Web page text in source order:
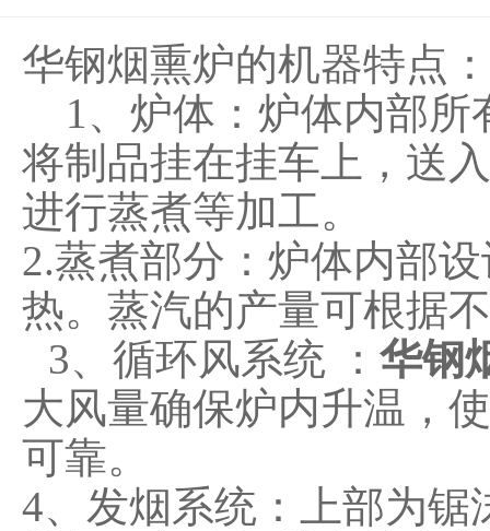
华钢烟熏炉的机器特点
1、炉体：炉体内部所
将制品挂在挂车上，送
进行蒸煮等加工。
2.蒸煮部分：炉体内部
热。蒸汽的产量可根据
3、循环风系统 ： 华钢
大风量确保炉内升温，
可靠。
4、发烟系统：上部为